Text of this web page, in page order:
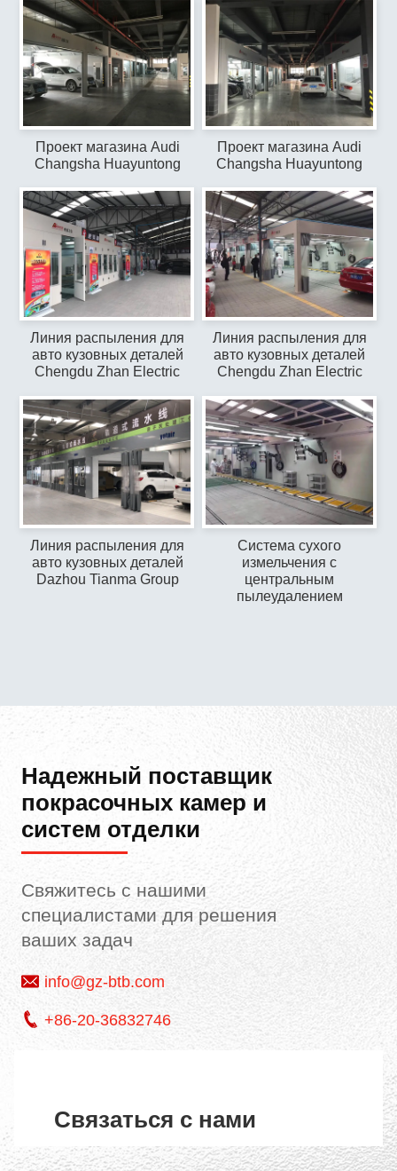
Проект магазина Audi
Changsha Huayuntong
Проект магазина Audi
Changsha Huayuntong
Линия распыления для
авто кузовных деталей
Chengdu Zhan Electric
Линия распыления для
авто кузовных деталей
Chengdu Zhan Electric
Линия распыления для
авто кузовных деталей
Dazhou Tianma Group
Система сухого
измельчения с
центральным
пылеудалением
Надежный поставщик
покрасочных камер и
систем отделки
Свяжитесь с нашими
специалистами для решения
ваших задач
info@gz-btb.com
+86-20-36832746
Связаться с нами